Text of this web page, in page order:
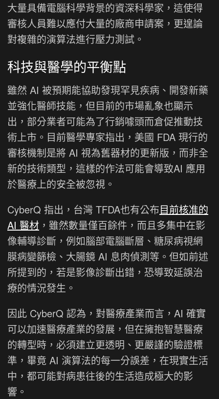
大量具備電腦科學背景的資深科學家，這使得
審核人員難以應付大量的廠商申請案，更遑論
對複雜的演算法進行壓力測試。
科技與醫學的平衡點
雖然 AI 被預期能協助發現罕見疾病、開發新藥
並強化醫師技能，但目前的市場亂象也顯示
出，部分業者可能為了行銷噱頭而倉促推動技
術上市。目前醫學專家指出，美國 FDA 現行的
審核機制是將 AI 視為舊器材的更新版，而非全
新的技術類型，這樣的作法可能會導致AI 應用
於醫療上的安全被忽視。
CyberQ 指出，台灣 TFDA也有公布目前核准的
AI 醫材 ，雖然數量僅百餘件，而且多集中在影
像輔導診斷，例如腦部電腦斷層、糖尿病視網
膜病變篩檢、大腸鏡 AI 息肉偵測等。但如前述
所提到的，若是影像診斷出錯，恐導致延誤治
療的情況發生。
因此 CyberQ 認為，對醫療產業而言，AI 確實
可以加速醫療產業的發展，但在擁抱智慧醫療
的轉型時，必須建立更透明、更嚴謹的驗證標
準，畢竟 AI 演算法的每一分誤差，在現實生活
中，都可能對病患往後的生活造成極大的影
響。